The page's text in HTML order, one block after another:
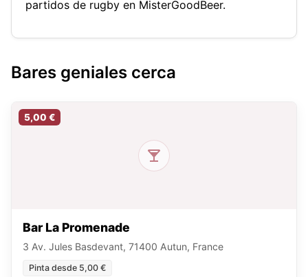
partidos de rugby en MisterGoodBeer.
Bares geniales cerca
5,00 €
Bar La Promenade
3 Av. Jules Basdevant, 71400 Autun, France
Pinta desde 5,00 €